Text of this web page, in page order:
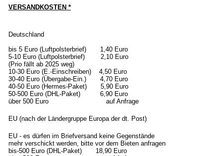
VERSANDKOSTEN *
Deutschland
bis 5 Euro (Luftpolsterbrief) 1,40 Euro
5-10 Euro (Luftpolsterbrief) 2,10 Euro
(Prio fällt ab 2025 weg)
10-30 Euro (E.-Einschreiben) 4,50 Euro
30-40 Euro (Übergabe-Ein.) 4,70 Euro
40-50 Euro (Hermes-Paket) 5,90 Euro
50-500 Euro (DHL-Paket) 6,90 Euro
über 500 Euro auf Anfrage
EU (nach der Ländergruppe Europa der dt. Post)
EU - es dürfen im Briefversand keine Gegenstände
mehr verschickt werden, bitte vor dem Bieten anfragen
bis-500 Euro (DHL-Paket) 18,90 Euro